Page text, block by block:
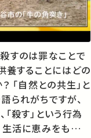
すのは罪なことで
養することにはどの
と
られがちですが、
殺す」という行為
活に恵みをもたら